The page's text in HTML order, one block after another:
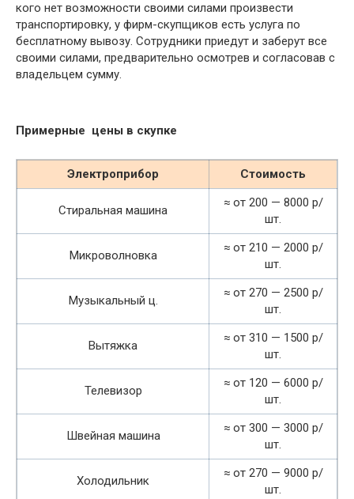
кого нет возможности своими силами произвести
транспортировку, у фирм-скупщиков есть услуга по
бесплатному вывозу. Сотрудники приедут и заберут все
своими силами, предварительно осмотрев и согласовав с
владельцем сумму.
Примерные цены в скупке
Электроприбор Стоимость
Стиральная машина
≈ от 200 — 8000 р/
шт.
Микроволновка
≈ от 210 — 2000 р/
шт.
Музыкальный ц.
≈ от 270 — 2500 р/
шт.
Вытяжка
≈ от 310 — 1500 р/
шт.
Телевизор
≈ от 120 — 6000 р/
шт.
Швейная машина
≈ от 300 — 3000 р/
шт.
Холодильник
≈ от 270 — 9000 р/
шт.